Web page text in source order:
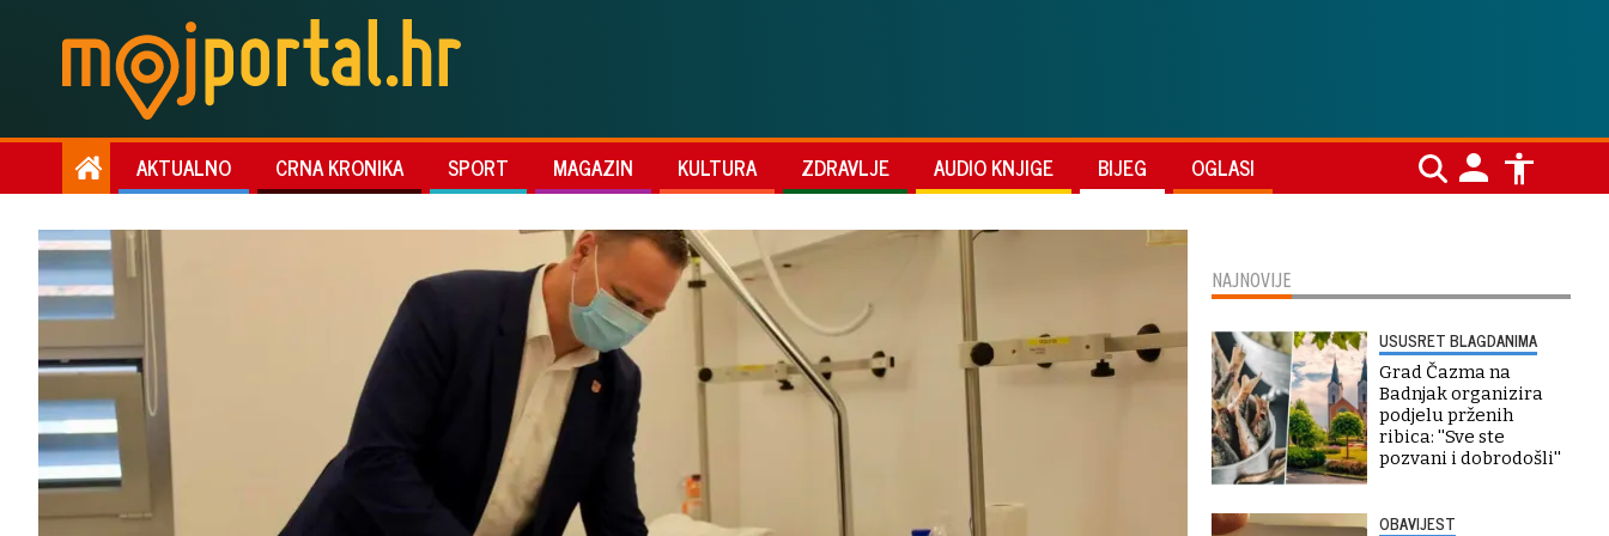
AKTUALNO CRNA KRONIKA SPORT MAGAZIN KULTURA ZDRAVLJE AUDIO KNJIGE BIJEG OGLASI
NAJNOVIJE
USUSRET BLAGDANIMA
Grad Čazma na
Badnjak organizira
podjelu prženih
ribica: ''Sve ste
pozvani i dobrodošli''
OBAVIJEST